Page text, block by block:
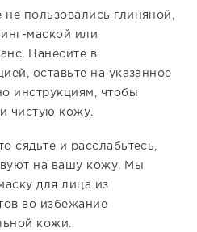
пользовались глиняной,
маской или
Нанесите в
оставьте на указанное
инструкциям, чтобы
чистую кожу.
сядьте и расслабьтесь,
на вашу кожу. Мы
для лица из
во избежание
кожи.